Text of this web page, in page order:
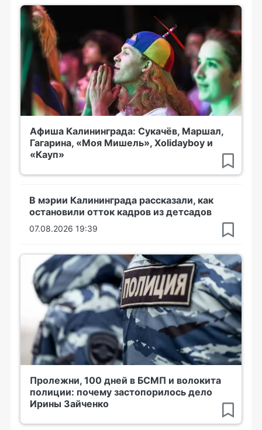
Афиша Калининграда: Сукачёв, Маршал,
Гагарина, «Моя Мишель», Xolidayboy и
«Кауп»
В мэрии Калининграда рассказали, как
остановили отток кадров из детсадов
07.08.2026 19:39
Пролежни, 100 дней в БСМП и волокита
полиции: почему застопорилось дело
Ирины Зайченко